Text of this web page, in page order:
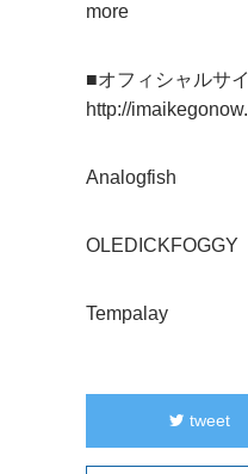
more
■オフィシャルサ
http://
Analogfish
OLEDICKFOGGY
Tempalay
tweet